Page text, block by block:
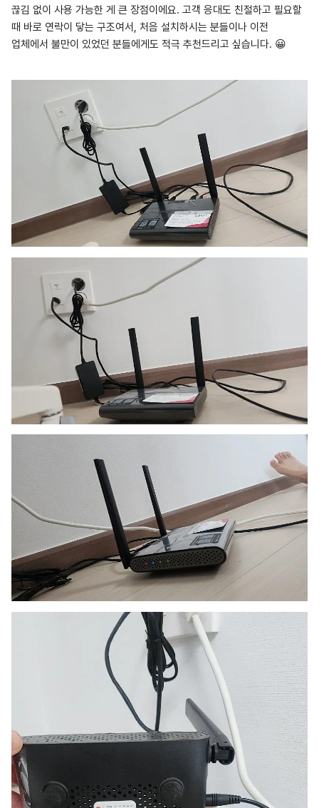
끊김 없이 사용 가능한 게 큰 장점이에요. 고객 응대도 친절하고 필요할
때 바로 연락이 닿는 구조여서, 처음 설치하시는 분들이나 이전
업체에서 불만이 있었던 분들에게도 적극 추천드리고 싶습니다. 😀